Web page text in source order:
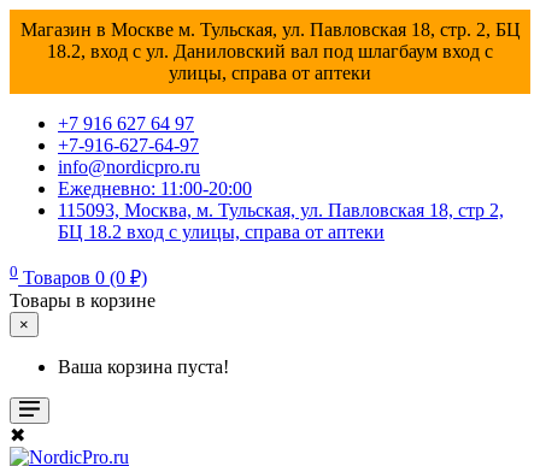
Магазин в Москве м. Тульская, ул. Павловская 18, стр. 2, БЦ
18.2, вход с ул. Даниловский вал под шлагбаум вход с
улицы, справа от аптеки
+7 916 627 64 97
+7-916-627-64-97
info@nordicpro.ru
Ежедневно: 11:00-20:00
115093, Москва, м. Тульская, ул. Павловская 18, стр 2,
БЦ 18.2 вход с улицы, справа от аптеки
0 Товаров 0 (0 ₽)
Товары в корзине
×
Ваша корзина пуста!
✖